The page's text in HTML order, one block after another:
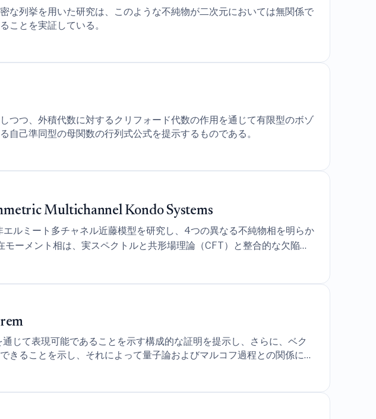
な列挙を用いた研究は、このような不純物が二次元においては無関係で
ことを実証している。
つつ、外積代数に対するクリフォード代数の作用を通じて有限型のボゾ
己準同型の母関数の行列式公式を提示するものである。
Multichannel Kondo Systems
エルミート多チャネル近藤模型を研究し、4つの異なる不純物相を明らか
ーメント相は、実スペクトルと共形場理論（CFT）と整合的な欠陥エ
ロピー流を示すことを実証している。
じて表現可能であることを示す構成的な証明を提示し、さらに、ベク
ることを示し、それによって量子論およびマルコフ過程との関係にお